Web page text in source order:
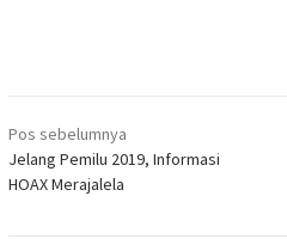
Navigasi
pos
Pos sebelumnya
Jelang Pemilu 2019, Informasi
HOAX Merajalela